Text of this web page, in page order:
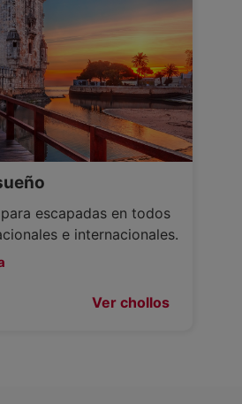
escapadas en todos
e internacionales.
Ver chollos